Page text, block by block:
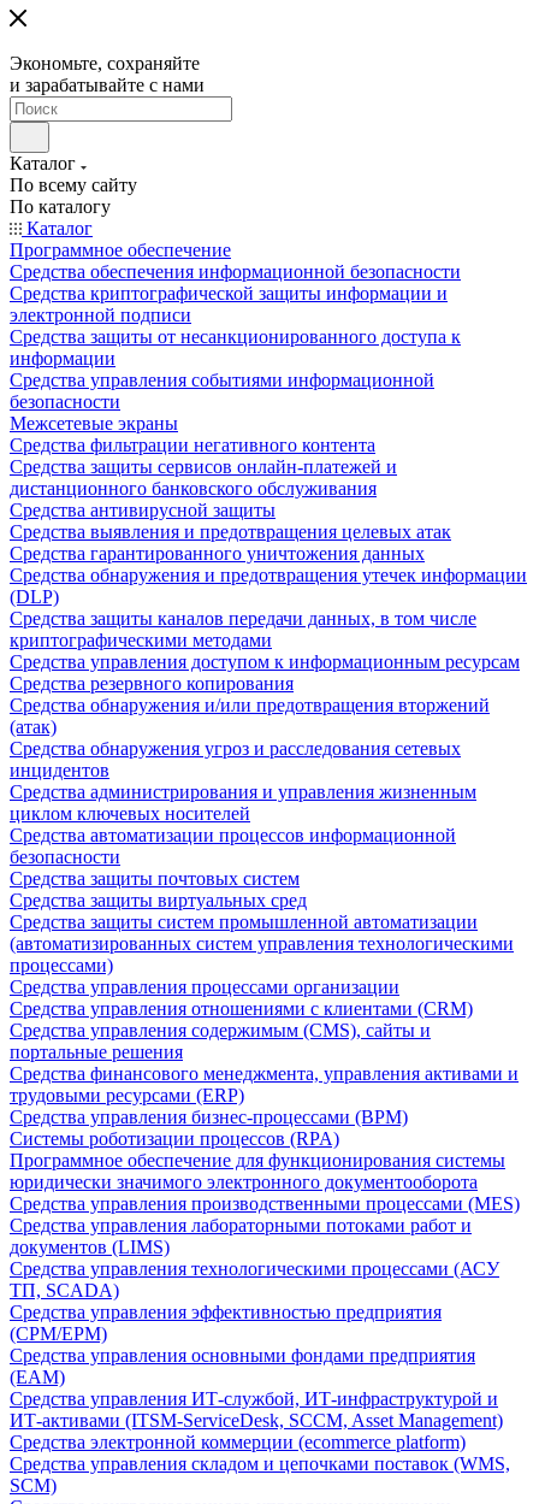
Экономьте, сохраняйте
и зарабатывайте с нами
Каталог
По всему сайту
По каталогу
Каталог
Программное обеспечение
Средства обеспечения информационной безопасности
Средства криптографической защиты информации и
электронной подписи
Средства защиты от несанкционированного доступа к
информации
Средства управления событиями информационной
безопасности
Межсетевые экраны
Средства фильтрации негативного контента
Средства защиты сервисов онлайн-платежей и
дистанционного банковского обслуживания
Средства антивирусной защиты
Средства выявления и предотвращения целевых атак
Средства гарантированного уничтожения данных
Средства обнаружения и предотвращения утечек информации
(DLP)
Средства защиты каналов передачи данных, в том числе
криптографическими методами
Средства управления доступом к информационным ресурсам
Средства резервного копирования
Средства обнаружения и/или предотвращения вторжений
(атак)
Средства обнаружения угроз и расследования сетевых
инцидентов
Средства администрирования и управления жизненным
циклом ключевых носителей
Средства автоматизации процессов информационной
безопасности
Средства защиты почтовых систем
Средства защиты виртуальных сред
Средства защиты систем промышленной автоматизации
(автоматизированных систем управления технологическими
процессами)
Средства управления процессами организации
Средства управления отношениями с клиентами (CRM)
Средства управления содержимым (CMS), сайты и
портальные решения
Средства финансового менеджмента, управления активами и
трудовыми ресурсами (ERP)
Средства управления бизнес-процессами (BPM)
Системы роботизации процессов (RPA)
Программное обеспечение для функционирования системы
юридически значимого электронного документооборота
Средства управления производственными процессами (MES)
Средства управления лабораторными потоками работ и
документов (LIMS)
Средства управления технологическими процессами (АСУ
ТП, SCADA)
Средства управления эффективностью предприятия
(CPM/EPM)
Средства управления основными фондами предприятия
(EAM)
Средства управления ИТ-службой, ИТ-инфраструктурой и
ИТ-активами (ITSM-ServiceDesk, SCCM, Asset Management)
Средства электронной коммерции (ecommerce platform)
Средства управления складом и цепочками поставок (WMS,
SCM)